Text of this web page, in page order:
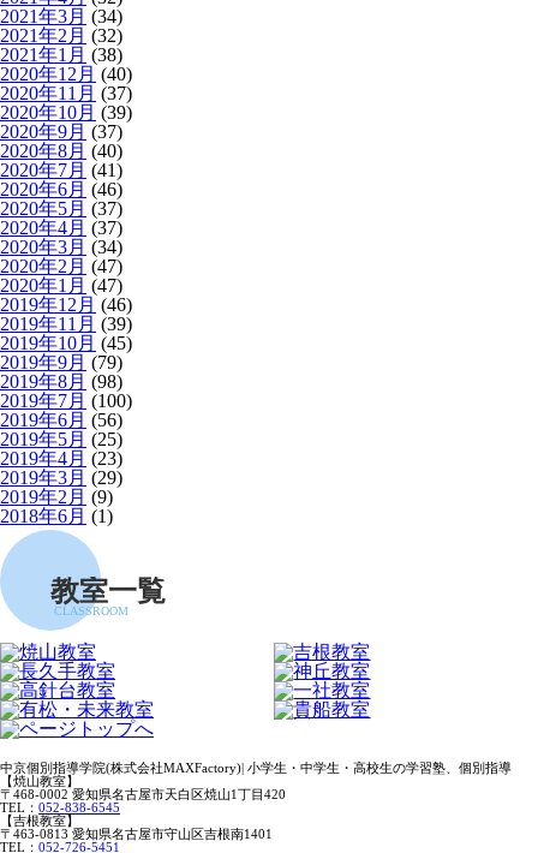
2021年3月 (34)
2021年2月 (32)
2021年1月 (38)
2020年12月 (40)
2020年11月 (37)
2020年10月 (39)
2020年9月 (37)
2020年8月 (40)
2020年7月 (41)
2020年6月 (46)
2020年5月 (37)
2020年4月 (37)
2020年3月 (34)
2020年2月 (47)
2020年1月 (47)
2019年12月 (46)
2019年11月 (39)
2019年10月 (45)
2019年9月 (79)
2019年8月 (98)
2019年7月 (100)
2019年6月 (56)
2019年5月 (25)
2019年4月 (23)
2019年3月 (29)
2019年2月 (9)
2018年6月 (1)
教室一覧
CLASSROOM
中京個別指導学院(株式会社MAXFactory)| 小学生・中学生・高校生の学習塾、個別指導
【焼山教室】
〒468-0002 愛知県名古屋市天白区焼山1丁目420
TEL： 052-838-6545
【吉根教室】
〒463-0813 愛知県名古屋市守山区吉根南1401
TEL： 052-726-5451